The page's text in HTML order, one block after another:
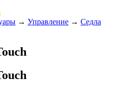
→ Управление → Седла